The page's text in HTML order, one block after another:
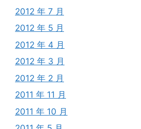
2012 年 7 月
2012 年 5 月
2012 年 4 月
2012 年 3 月
2012 年 2 月
2011 年 11 月
2011 年 10 月